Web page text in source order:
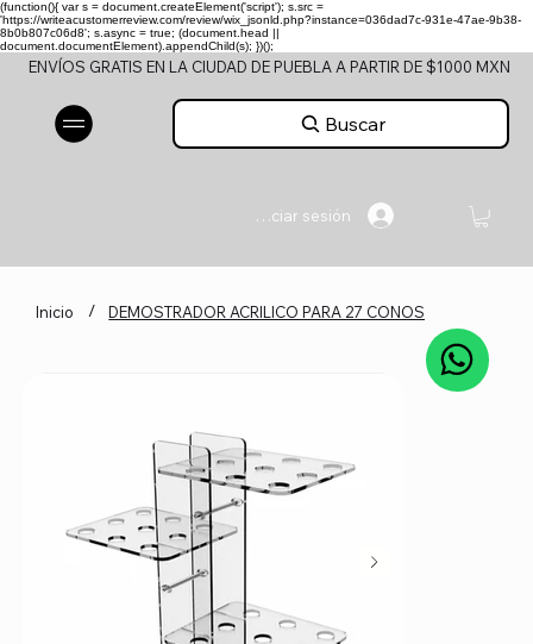
(function(){ var s = document.createElement('script'); s.src =
'https://writeacustomerreview.com/review/wix_jsonld.php?instance=036dad7c-931e-47ae-9b38-
8b0b807c06d8'; s.async = true; (document.head ||
document.documentElement).appendChild(s); })();
ENVÍOS GRATIS EN LA CIUDAD DE PUEBLA A PARTIR DE $1000 MXN
Buscar
Iniciar sesión
Inicio / DEMOSTRADOR ACRILICO PARA 27 CONOS